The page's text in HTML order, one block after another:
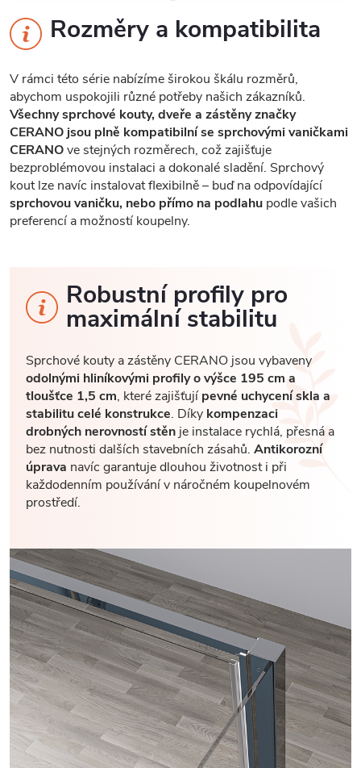
Rozměry a kompatibilita
V rámci této série nabízíme širokou škálu rozměrů,
abychom uspokojili různé potřeby našich zákazníků.
Všechny sprchové kouty, dveře a zástěny značky
CERANO jsou plně kompatibilní se sprchovými vaničkami
CERANOve stejných rozměrech, což zajišťuje
bezproblémovou instalaci a dokonalé sladění. Sprchový
kout lze navíc instalovat flexibilně – buď na odpovídající
sprchovou vaničku, nebo přímo na podlahu podle vašich
preferencí a možností koupelny.
Robustní profily pro
maximální stabilitu
Sprchové kouty a zástěny CERANO jsou vybaveny
odolnými hliníkovými profily o výšce 195 cm a
tloušťce 1,5 cm, které zajišťujípevné uchycení skla a
stabilitu celé konstrukce. Díky kompenzaci
drobných nerovností stěn je instalace rychlá, přesná a
bez nutnosti dalších stavebních zásahů. Antikorozní
úprava navíc garantuje dlouhou životnost i při
každodenním používání v náročném koupelnovém
prostředí.